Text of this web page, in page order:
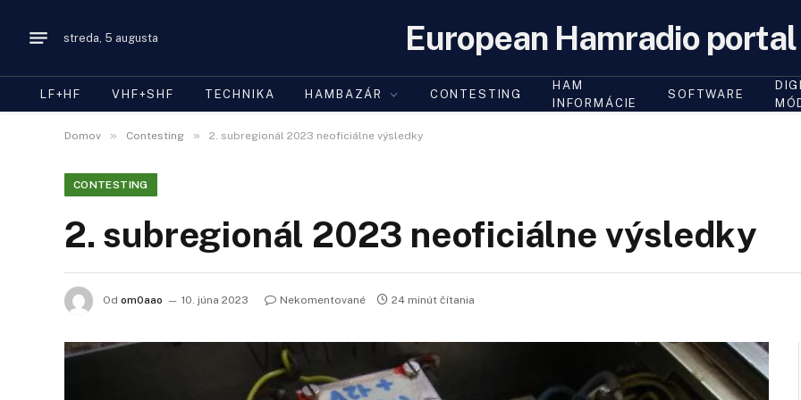
streda, 5 augusta European Hamradio portal
LF+HF VHF+SHF TECHNIKA HAMBAZÁR CONTESTING
HAM
INFORMÁCIE
SOFTWARE
Domov » Contesting » 2. subregionál 2023 neoficiálne výsledky
CONTESTING
2. subregionál 2023 neoficiálne výsledky
Od om0aao 10. júna 2023 Nekomentované 24 minút čítania